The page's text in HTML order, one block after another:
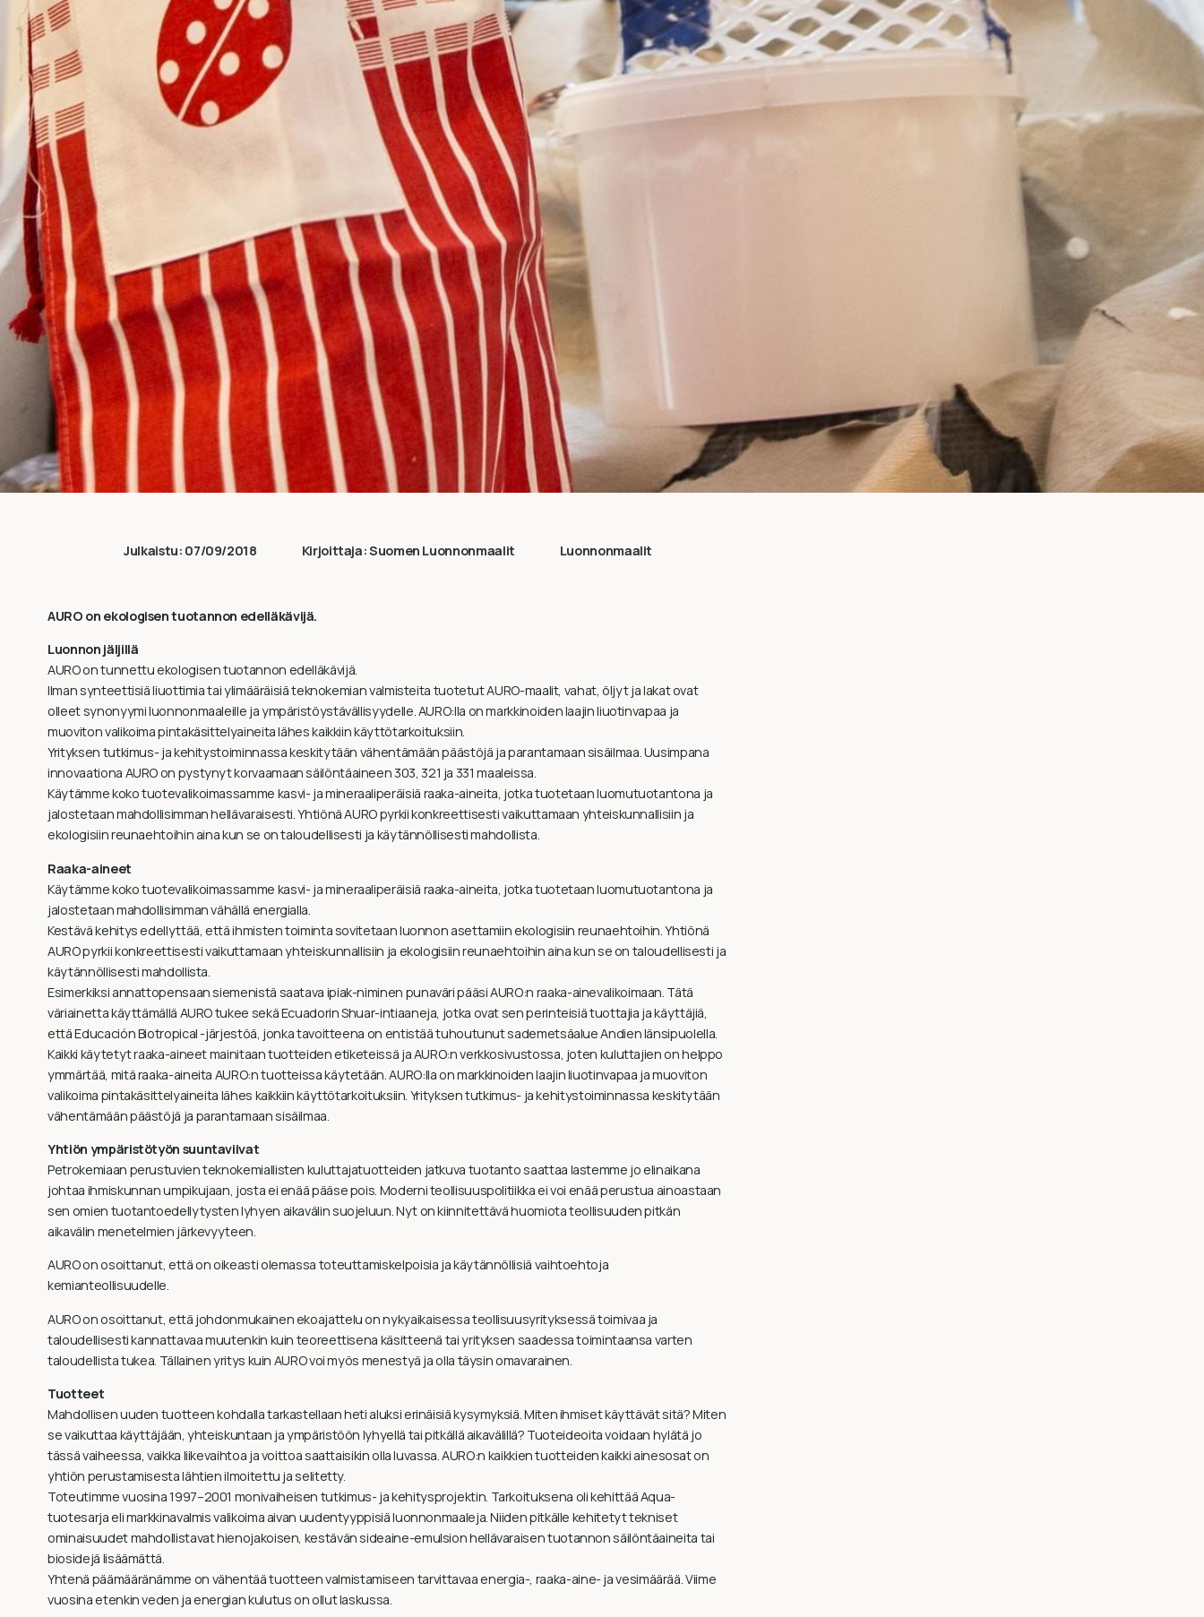
Julkaistu: 07/09/2018 Kirjoittaja:Suomen Luonnonmaalit Luonnonmaalit
AURO on ekologisen tuotannon edelläkävijä.
Luonnon jäljillä
AURO on tunnettu ekologisen tuotannon edelläkävijä.
Ilman synteettisiä liuottimia tai ylimääräisiä teknokemian valmisteita tuotetut AURO-maalit, vahat, öljyt ja lakat ovat
olleet synonyymi luonnonmaaleille ja ympäristöystävällisyydelle. AURO:lla on markkinoiden laajin liuotinvapaa ja
muoviton valikoima pintakäsittelyaineita lähes kaikkiin käyttötarkoituksiin.
Yrityksen tutkimus- ja kehitystoiminnassa keskitytään vähentämään päästöjä ja parantamaan sisäilmaa. Uusimpana
innovaationa AURO on pystynyt korvaamaan säilöntäaineen 303, 321 ja 331 maaleissa.
Käytämme koko tuotevalikoimassamme kasvi- ja mineraaliperäisiä raaka-aineita, jotka tuotetaan luomutuotantona ja
jalostetaan mahdollisimman hellävaraisesti. Yhtiönä AURO pyrkii konkreettisesti vaikuttamaan yhteiskunnallisiin ja
ekologisiin reunaehtoihin aina kun se on taloudellisesti ja käytännöllisesti mahdollista.
Raaka-aineet
Käytämme koko tuotevalikoimassamme kasvi- ja mineraaliperäisiä raaka-aineita, jotka tuotetaan luomutuotantona ja
jalostetaan mahdollisimman vähällä energialla.
Kestävä kehitys edellyttää, että ihmisten toiminta sovitetaan luonnon asettamiin ekologisiin reunaehtoihin. Yhtiönä
AURO pyrkii konkreettisesti vaikuttamaan yhteiskunnallisiin ja ekologisiin reunaehtoihin aina kun se on taloudellisesti ja
käytännöllisesti mahdollista.
Esimerkiksi annattopensaan siemenistä saatava ipiak-niminen punaväri pääsi AURO:n raaka-ainevalikoimaan. Tätä
väriainetta käyttämällä AURO tukee sekä Ecuadorin Shuar-intiaaneja, jotka ovat sen perinteisiä tuottajia ja käyttäjiä,
että Educación Biotropical -järjestöä, jonka tavoitteena on entistää tuhoutunut sademetsäalue Andien länsipuolella.
Kaikki käytetyt raaka-aineet mainitaan tuotteiden etiketeissä ja AURO:n verkkosivustossa, joten kuluttajien on helppo
ymmärtää, mitä raaka-aineita AURO:n tuotteissa käytetään. AURO:lla on markkinoiden laajin liuotinvapaa ja muoviton
valikoima pintakäsittelyaineita lähes kaikkiin käyttötarkoituksiin. Yrityksen tutkimus- ja kehitystoiminnassa keskitytään
vähentämään päästöjä ja parantamaan sisäilmaa.
Yhtiön ympäristötyön suuntaviivat
Petrokemiaan perustuvien teknokemiallisten kuluttajatuotteiden jatkuva tuotanto saattaa lastemme jo elinaikana
johtaa ihmiskunnan umpikujaan, josta ei enää pääse pois. Moderni teollisuuspolitiikka ei voi enää perustua ainoastaan
sen omien tuotantoedellytysten lyhyen aikavälin suojeluun. Nyt on kiinnitettävä huomiota teollisuuden pitkän
aikavälin menetelmien järkevyyteen.
AURO on osoittanut, että on oikeasti olemassa toteuttamiskelpoisia ja käytännöllisiä vaihtoehtoja
kemianteollisuudelle.
AURO on osoittanut, että johdonmukainen ekoajattelu on nykyaikaisessa teollisuusyrityksessä toimivaa ja
taloudellisesti kannattavaa muutenkin kuin teoreettisena käsitteenä tai yrityksen saadessa toimintaansa varten
taloudellista tukea. Tällainen yritys kuin AURO voi myös menestyä ja olla täysin omavarainen.
Tuotteet
Mahdollisen uuden tuotteen kohdalla tarkastellaan heti aluksi erinäisiä kysymyksiä. Miten ihmiset käyttävät sitä? Miten
se vaikuttaa käyttäjään, yhteiskuntaan ja ympäristöön lyhyellä tai pitkällä aikavälillä? Tuoteideoita voidaan hylätä jo
tässä vaiheessa, vaikka liikevaihtoa ja voittoa saattaisikin olla luvassa. AURO:n kaikkien tuotteiden kaikki ainesosat on
yhtiön perustamisesta lähtien ilmoitettu ja selitetty.
Toteutimme vuosina 1997–2001 monivaiheisen tutkimus- ja kehitysprojektin. Tarkoituksena oli kehittää Aqua-
tuotesarja eli markkinavalmis valikoima aivan uudentyyppisiä luonnonmaaleja. Niiden pitkälle kehitetyt tekniset
ominaisuudet mahdollistavat hienojakoisen, kestävän sideaine-emulsion hellävaraisen tuotannon säilöntäaineita tai
biosidejä lisäämättä.
Yhtenä päämääränämme on vähentää tuotteen valmistamiseen tarvittavaa energia-, raaka-aine- ja vesimäärää. Viime
vuosina etenkin veden ja energian kulutus on ollut laskussa.